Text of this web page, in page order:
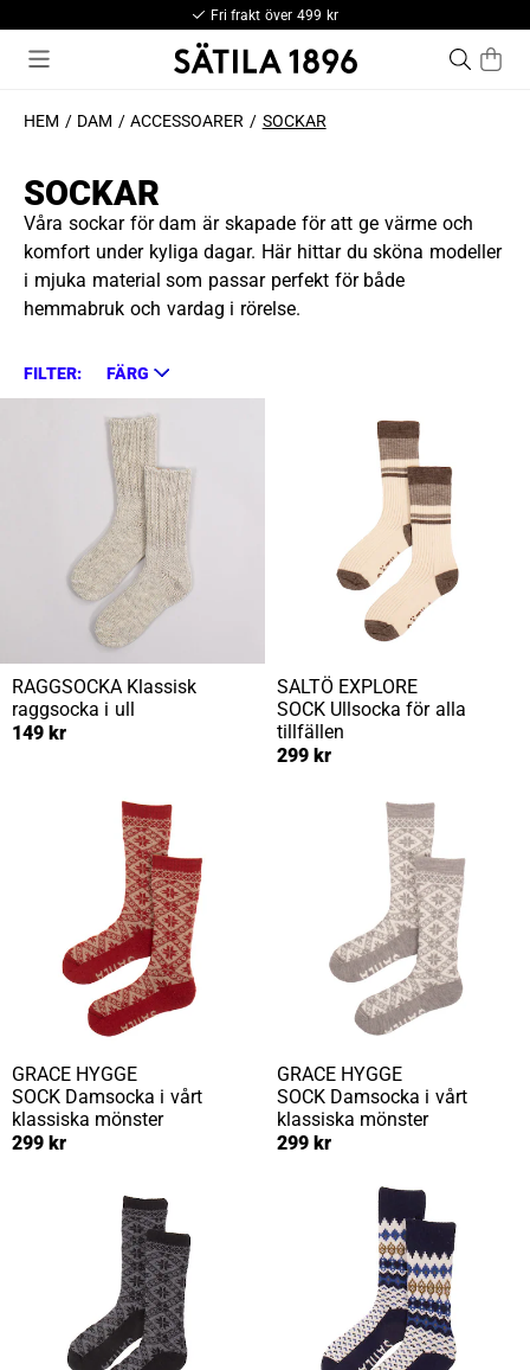
Fri frakt över 499 kr
HEM DAM ACCESSOARER SOCKAR
SOCKAR
Våra sockar för dam är skapade för att ge värme och
komfort under kyliga dagar. Här hittar du sköna modeller
i mjuka material som passar perfekt för både
hemmabruk och vardag i rörelse.
FILTER: FÄRG
RAGGSOCKA Klassisk
raggsocka i ull
149 kr
SALTÖ EXPLORE
SOCK Ullsocka för alla
tillfällen
299 kr
GRACE HYGGE
SOCK Damsocka i vårt
klassiska mönster
299 kr
GRACE HYGGE
SOCK Damsocka i vårt
klassiska mönster
299 kr